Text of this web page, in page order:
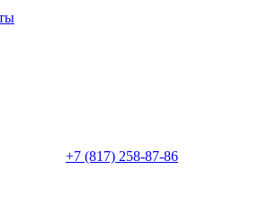
+7 (817) 258-87-86